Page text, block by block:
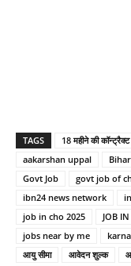
TAGS 18 महीने की
aakarshan uppal
Govt Job
govt job of
ibn24 news network
job in cho 2025
JOB
jobs near by me
आयु सीमा
आवेदन शुल्क